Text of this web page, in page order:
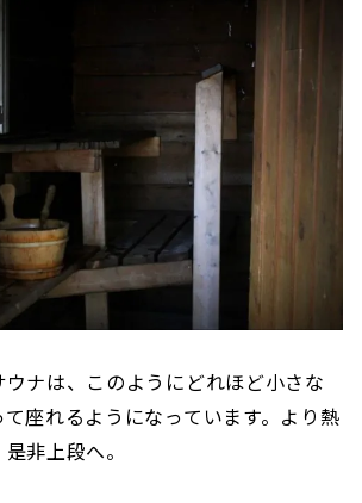
ナは、このようにどれほど小さな
座れるようになっています。より熱
非上段へ。